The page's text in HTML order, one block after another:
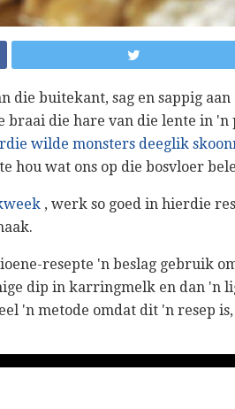
die buitekant, sag en sappig
braai die hare van die lente in
wilde monsters deeglik
hou wat ons op die bosvloer
, werk so goed in hierdie
resepte 'n beslag gebruik
dip in karringmelk en dan 'n
'n metode omdat dit 'n resep